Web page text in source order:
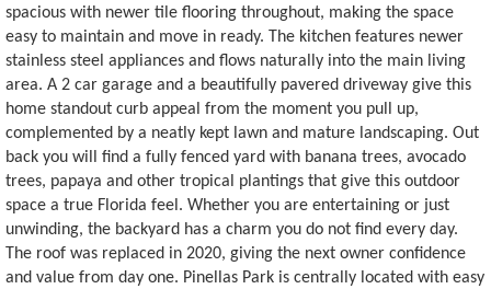
spacious with newer tile flooring throughout, making the space
easy to maintain and move in ready. The kitchen features newer
stainless steel appliances and flows naturally into the main living
area. A 2 car garage and a beautifully pavered driveway give this
home standout curb appeal from the moment you pull up,
complemented by a neatly kept lawn and mature landscaping. Out
back you will find a fully fenced yard with banana trees, avocado
trees, papaya and other tropical plantings that give this outdoor
space a true Florida feel. Whether you are entertaining or just
unwinding, the backyard has a charm you do not find every day.
The roof was replaced in 2020, giving the next owner confidence
and value from day one. Pinellas Park is centrally located with easy